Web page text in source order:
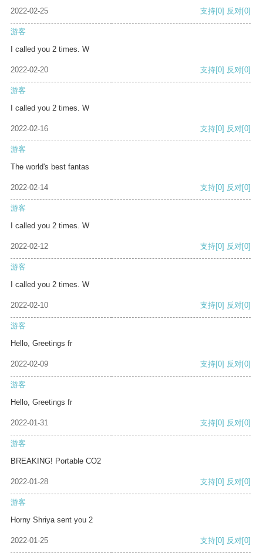
2022-02-25 支持[0] 反对[0]
游客
I called you 2 times. W
2022-02-20 支持[0] 反对[0]
游客
I called you 2 times. W
2022-02-16 支持[0] 反对[0]
游客
The world's best fantas
2022-02-14 支持[0] 反对[0]
游客
I called you 2 times. W
2022-02-12 支持[0] 反对[0]
游客
I called you 2 times. W
2022-02-10 支持[0] 反对[0]
游客
Hello, Greetings fr
2022-02-09 支持[0] 反对[0]
游客
Hello, Greetings fr
2022-01-31 支持[0] 反对[0]
游客
BREAKING! Portable CO2
2022-01-28 支持[0] 反对[0]
游客
Horny Shriya sent you 2
2022-01-25 支持[0] 反对[0]